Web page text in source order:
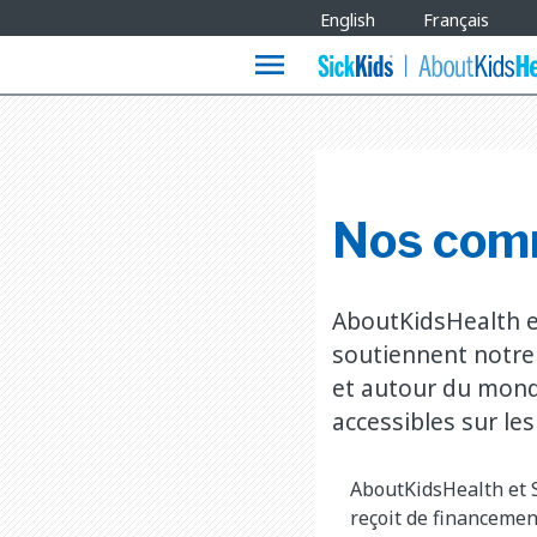
Languages
English Français
menu
Nos
AboutKidsHealth
soutiennent notre
et autour du
accessibles sur
AboutKidsHealth et
reçoit de